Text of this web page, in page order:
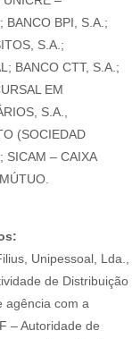
BANCO BPI, S.A.;
S.A.;
BANCO CTT, S.A.;
EM
S.A.,
(SOCIEDAD
SICAM – CAIXA
Unipessoal, Lda.,
de Distribuição
agência com a
– Autoridade de